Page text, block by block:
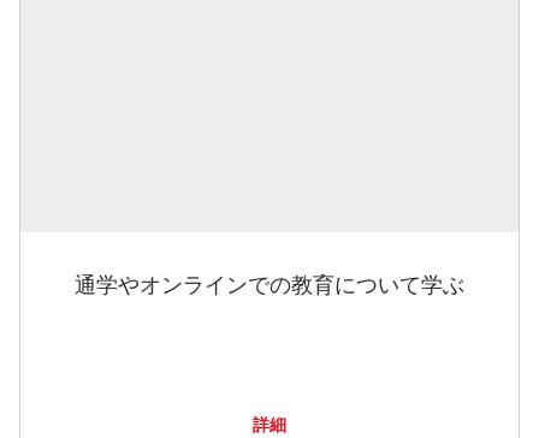
通学やオンラインでの教育について学ぶ
詳細